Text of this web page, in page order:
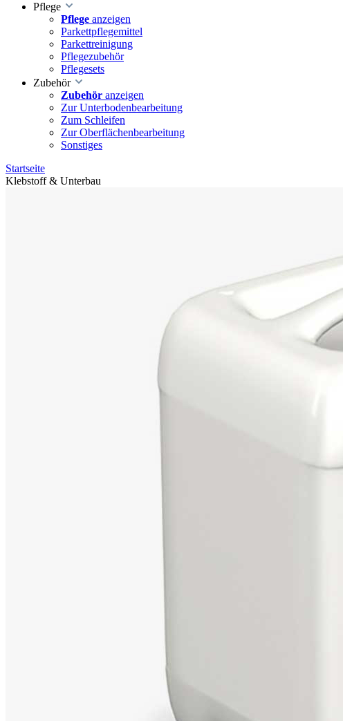
Pflege
Pflege anzeigen
Parkettpflegemittel
Parkettreinigung
Pflegezubehör
Pflegesets
Zubehör
Zubehör anzeigen
Zur Unterbodenbearbeitung
Zum Schleifen
Zur Oberflächenbearbeitung
Sonstiges
Startseite
Klebstoff & Unterbau